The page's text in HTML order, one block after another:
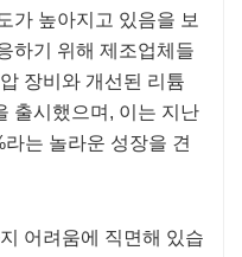
가 높아지고 있음을 보
하기 위해 제조업체들
장비와 개선된 리튬
출시했으며, 이는 지난
는 놀라운 성장을 견
어려움에 직면해 있습